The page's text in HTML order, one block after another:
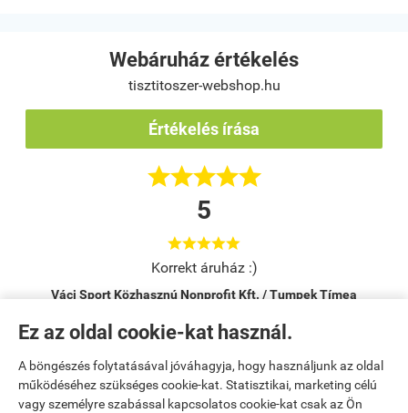
Ez az oldal cookie-kat használ.
A böngészés folytatásával jóváhagyja, hogy használjunk az oldal
működéséhez szükséges cookie-kat. Statisztikai, marketing célú
vagy személyre szabással kapcsolatos cookie-kat csak az Ön
Webáruház értékelés
tisztitoszer-webshop.hu
Értékelés írása

5

Korrekt áruház :)
Váci Sport Közhasznú Nonprofit Kft. / Tumpek Tímea
Kezdőlap|Regisztráció|Bemutatkozás|
Kosár tartalma, megrendelés|Elérhetőségek|Rendelési feltételek